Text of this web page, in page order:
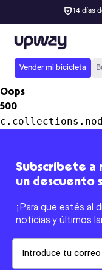
14 días
Upway
Vender mi bicicleta
Oops
500
Subscríbete a
un descuento
¡Para que estés al
noticias y últimos